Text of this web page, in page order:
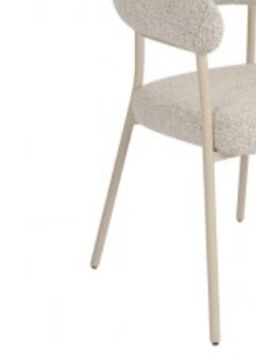
KRZESŁO OBROTOWE
CIEMNOSZARE
587,46 zł